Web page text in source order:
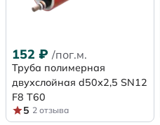
152 ₽ /пог.м.
Труба полимерная
двухслойная d50х2,5 SN12
F8 Т60
5 2 отзыва